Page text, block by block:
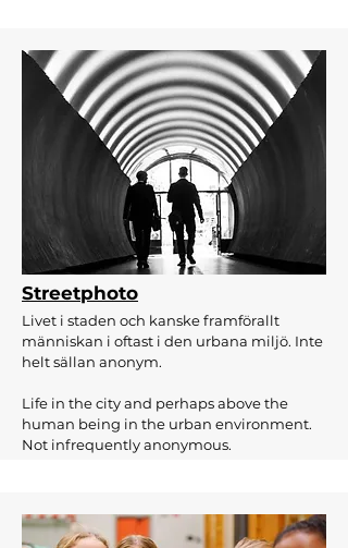
Streetphoto
Livet i staden och kanske framförallt
människan i oftast i den urbana miljö. Inte
helt sällan anonym.
Life in the city and perhaps above the
human being in the urban environment.
Not infrequently anonymous.